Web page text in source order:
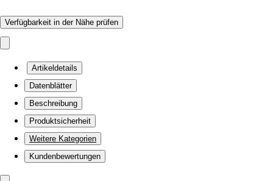
Verfügbarkeit in der Nähe prüfen
Artikeldetails
Datenblätter
Beschreibung
Produktsicherheit
Weitere Kategorien
Kundenbewertungen